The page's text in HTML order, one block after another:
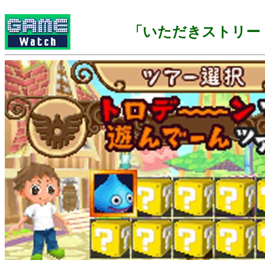
「いただきストリー